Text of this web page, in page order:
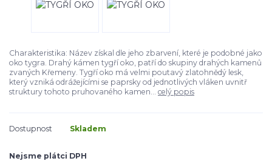
Charakteristika: Název získal dle jeho zbarvení, které je podobné jako
oko tygra. Drahý kámen tygří oko, patří do skupiny drahých kamenů
zvaných Křemeny. Tygří oko má velmi poutavý zlatohnědý lesk,
který vzniká odrážejícími se paprsky od jednotlivých vláken uvnitř
struktury tohoto pruhovaného kamen... celý popis
Dostupnost Skladem
Nejsme plátci DPH